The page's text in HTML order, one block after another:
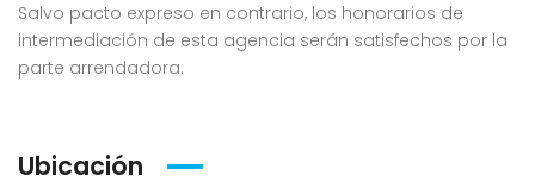
Salvo pacto expreso en contrario, los honorarios de
intermediación de esta agencia serán satisfechos por la
parte arrendadora.
Ubicación